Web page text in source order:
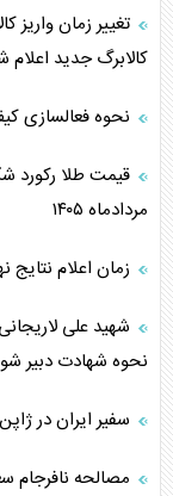
کالابرگ جدید اعلام
نحوه فعالسازی
مردادماه ۱۴۰۵
زمان اعلام نتایج
شهید علی
نحوه شهادت دبیر
سفیر ایران در
مصالحه نافرجام